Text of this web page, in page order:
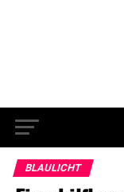
BLAULICHT